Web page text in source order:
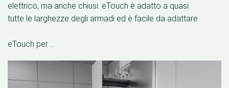
elettrico, ma anche chiusi. eTouch è adatto a quasi
tutte le larghezze degli armadi ed è facile da adattare.
eTouch per ...